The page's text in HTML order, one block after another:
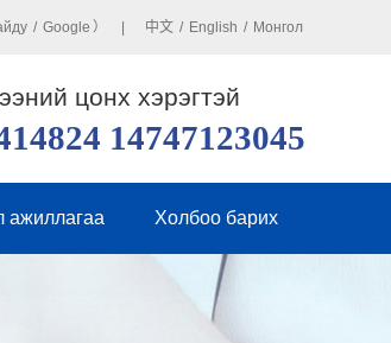
/ Google ） | 中文 / English / Монгол
цонх хэрэгтэй
14747123045
ажиллагаа Холбоо барих
Бүр онлайн зурвас